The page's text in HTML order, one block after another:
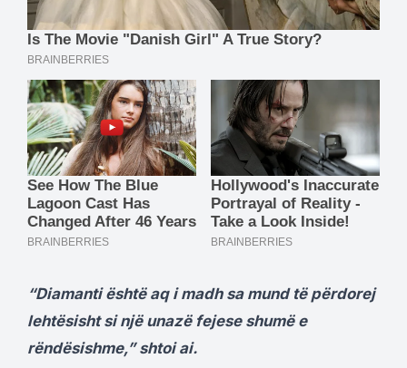
“Diamanti është aq i madh sa mund të përdorej
lehtësisht si një unazë fejese shumë e
rëndësishme,” shtoi ai.